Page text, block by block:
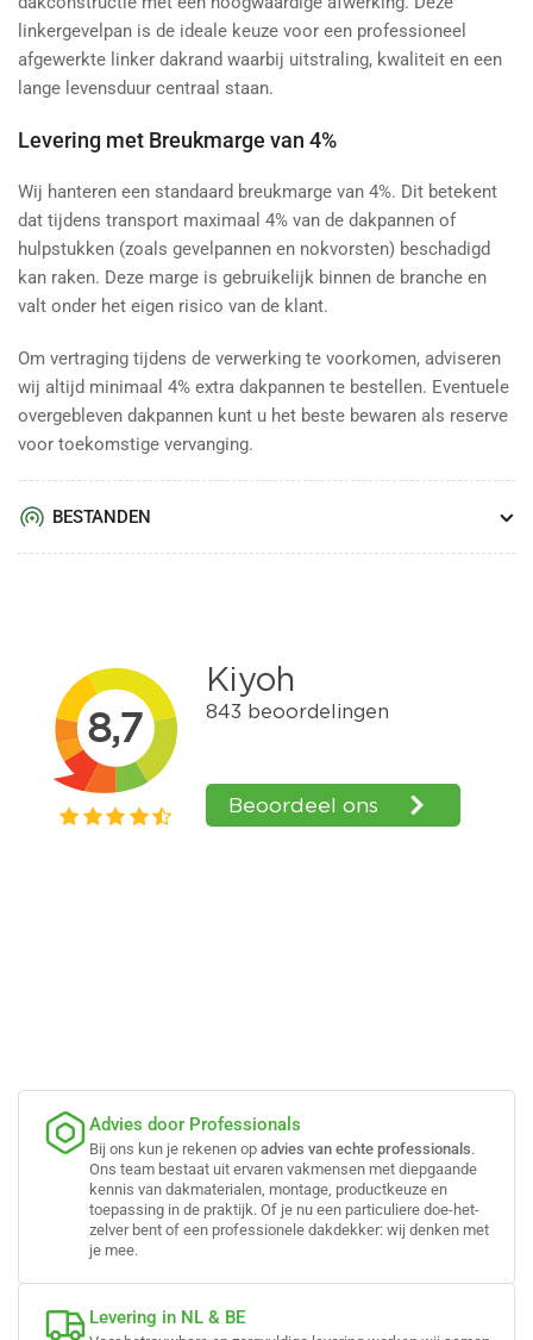
linkergevelpan is de ideale keuze voor een professioneel
afgewerkte linker dakrand waarbij uitstraling, kwaliteit en een
lange levensduur centraal staan.
Levering met Breukmarge van 4%
Wij hanteren een standaard breukmarge van 4%. Dit betekent
dat tijdens transport maximaal 4% van de dakpannen of
hulpstukken (zoals gevelpannen en nokvorsten) beschadigd
kan raken. Deze marge is gebruikelijk binnen de branche en
valt onder het eigen risico van de klant.
Om vertraging tijdens de verwerking te voorkomen, adviseren
wij altijd minimaal 4% extra dakpannen te bestellen. Eventuele
overgebleven dakpannen kunt u het beste bewaren als reserve
voor toekomstige vervanging.
BESTANDEN
Advies door Professionals
Bij ons kun je rekenen op advies van echte professionals.
Ons team bestaat uit ervaren vakmensen met diepgaande
kennis van dakmaterialen, montage, productkeuze en
toepassing in de praktijk. Of je nu een particuliere doe-het-
zelver bent of een professionele dakdekker: wij denken met
je mee.
Levering in NL & BE